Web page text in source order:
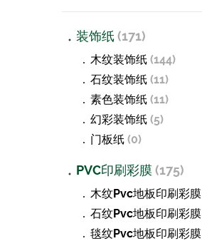
装饰纸(171)
木纹装饰纸 (144)
石纹装饰纸 (11)
素色装饰纸 (11)
幻彩装饰纸 (5)
门板纸 (0)
PVC印刷彩膜 (175)
木纹pvc地板印刷彩膜
石纹pvc地板印刷彩膜
毯纹pvc地板印刷彩膜